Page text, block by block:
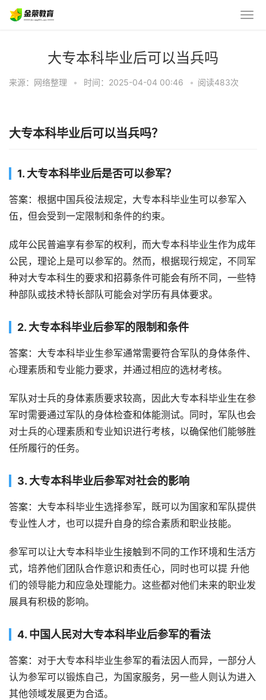
大专本科毕业后可以当兵吗
来源：网络整理 • 时间：2025-04-04 00:46 • 阅读483次
大专本科毕业后可以当兵吗？
1. 大专本科毕业后是否可以参军？
答案：根据中国兵役法规定，大专本科毕业生可以参军入
伍，但会受到一定限制和条件的约束。
成年公民普遍享有参军的权利，而大专本科毕业生作为成年
公民，理论上是可以参军的。然而，根据现行规定，不同军
种对大专本科生的要求和招募条件可能会有所不同，一些特
种部队或技术特长部队可能会对学历有具体要求。
2. 大专本科毕业后参军的限制和条件
答案：大专本科毕业生参军通常需要符合军队的身体条件、
心理素质和专业能力要求，并通过相应的选材考核。
军队对士兵的身体素质要求较高，因此大专本科毕业生在参
军时需要通过军队的身体检查和体能测试。同时，军队也会
对士兵的心理素质和专业知识进行考核，以确保他们能够胜
任所履行的任务。
3. 大专本科毕业后参军对社会的影响
答案：大专本科毕业生选择参军，既可以为国家和军队提供
专业性人才，也可以提升自身的综合素质和职业技能。
参军可以让大专本科毕业生接触到不同的工作环境和生活方
式，培养他们团队合作意识和责任心，同时也可以提 升他
们的领导能力和应急处理能力。这些都对他们未来的职业发
展具有积极的影响。
4. 中国人民对大专本科毕业后参军的看法
答案：对于大专本科毕业生参军的看法因人而异，一部分人
认为参军可以锻炼自己，为国家服务，另一些人则认为进入
其他领域发展更为合适。